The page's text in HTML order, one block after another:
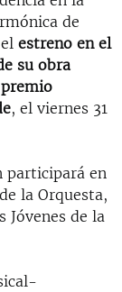
de
estreno en el
su obra
, el viernes 31
participará en
la Orquesta,
de la